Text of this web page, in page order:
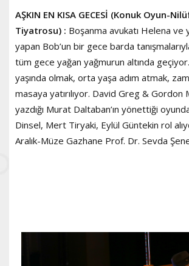
AŞKIN EN KISA GECESİ (Konuk Oyun-
Tiyatrosu) : Boşanma avukatı Helena ve
yapan Bob’un bir gece barda
tüm gece yağan yağmurun altında
yaşında olmak, orta yaşa adım atmak,
masaya yatırılıyor. David Greg & Gordon
yazdığı Murat Daltaban’ın yönettiği
Dinsel, Mert Tiryaki, Eylül Güntekin rol
Aralık-Müze Gazhane Prof. Dr. Sevda